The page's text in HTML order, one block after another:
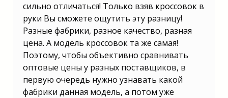
сильно отличаться! Только взяв кроссовок в
руки Вы сможете ощутить эту разницу!
Разные фабрики, разное качество, разная
цена. А модель кроссовок та же самая!
Поэтому, чтобы объективно сравнивать
оптовые цены у разных поставщиков, в
первую очередь нужно узнавать какой
фабрики данная модель, а потом уже